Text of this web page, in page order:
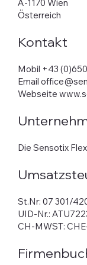
A-1170 Wien
Österreich
Kontakt
Mobil +43
Email
Webseite
Die Sensotix
St.Nr: 07 301/
UID-Nr.:
CH-MWST: